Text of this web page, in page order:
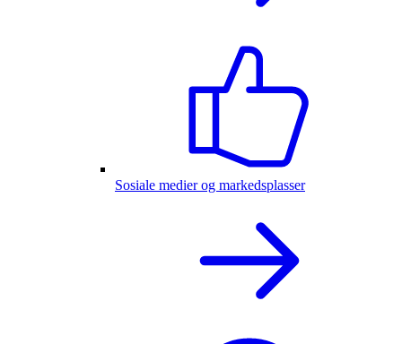
Sosiale medier og markedsplasser